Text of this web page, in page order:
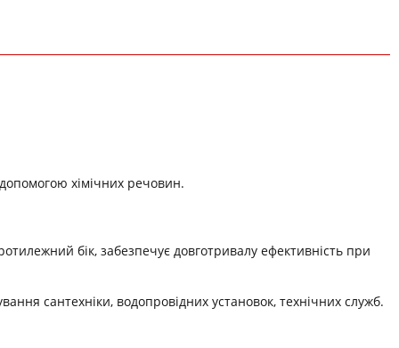
хімічних речовин.
бік, забезпечує довготривалу ефективність при
сантехніки, водопровідних установок, технічних служб.